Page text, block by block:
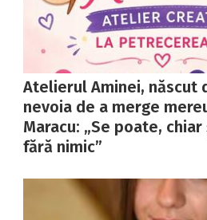
Atelierul Aminei, născut
nevoia de a merge
Maracu: „Se poate,
fără nimic”